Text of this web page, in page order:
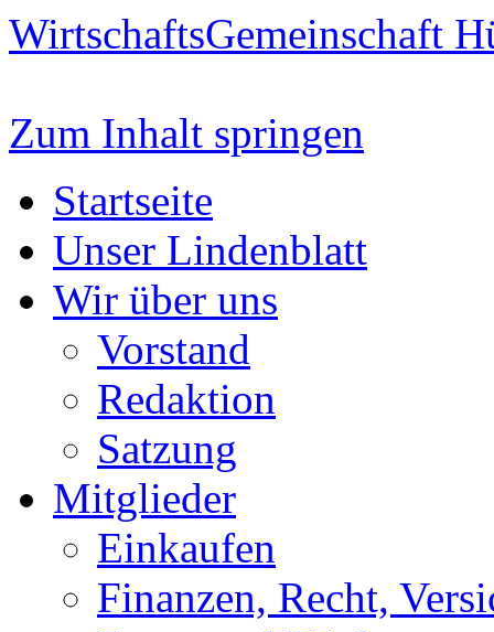
WirtschaftsGemeinschaft
Zum Inhalt springen
Startseite
Unser Lindenblatt
Wir über uns
Vorstand
Redaktion
Satzung
Mitglieder
Einkaufen
Finanzen, Recht,